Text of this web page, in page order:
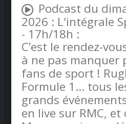
Podcast du
2026 : L'intégrale
- 17h/18h :
C’est le rendez-
à ne pas manquer
fans de sport !
Formule 1… tous
grands
en live sur RMC, et